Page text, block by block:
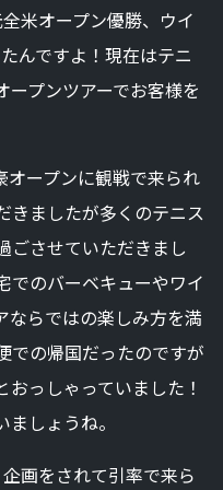
米オープン優勝、ウイ
んですよ！現在はテニ
プンツアーでお客様を
オープンに観戦で来られ
きましたが多くのテニス
ごさせていただきまし
でのバーベキューやワイ
ならではの楽しみ方を満
での帰国だったのですが
っしゃっていました！
しょうね。
画をされて引率で来ら